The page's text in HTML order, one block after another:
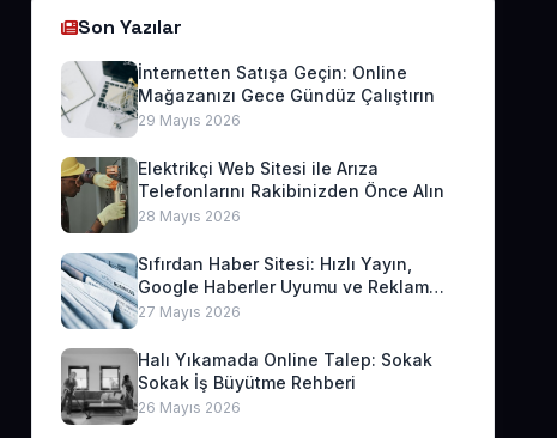
Son Yazılar
İnternetten Satışa Geçin: Online
Mağazanızı Gece Gündüz Çalıştırın
29 Mayıs 2026
Elektrikçi Web Sitesi ile Arıza
Telefonlarını Rakibinizden Önce Alın
28 Mayıs 2026
Sıfırdan Haber Sitesi: Hızlı Yayın,
Google Haberler Uyumu ve Reklam
Geliri
27 Mayıs 2026
Halı Yıkamada Online Talep: Sokak
Sokak İş Büyütme Rehberi
26 Mayıs 2026